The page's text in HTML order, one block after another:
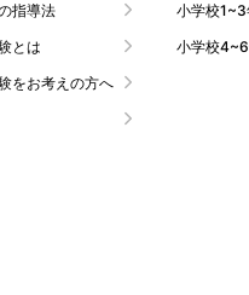
指導法
とは
をお考えの方へ
小学校1~3
小学校